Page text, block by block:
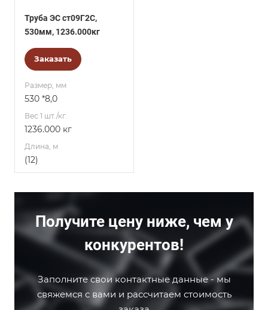
Труба ЭС ст09Г2С,
530мм, 1236.000кг
Заказать
Размер, мм
530 *8,0
Вес 1 шт./кг.
1236.000 кг
Длина, м
(12)
Получите цену ниже, чем у
конкурентов!
Заполните свои контактные данные - мы
свяжемся с вами и рассчитаем стоимость